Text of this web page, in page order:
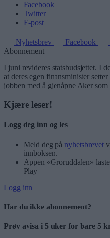
Facebook
Twitter
E-post
Nyhetsbrev Facebook
Abonnement
I juni revideres statsbudsjettet. I
at deres egen finansminister
jobben med å gjenåpne Aker
Kjære leser!
Logg deg inn og les
Meld deg på nyhetsbrevet
innboksen.
Appen «Groruddalen»
Play
Logg inn
Har du ikke abonnement?
Prøv avisa i 5 uker for bare 5